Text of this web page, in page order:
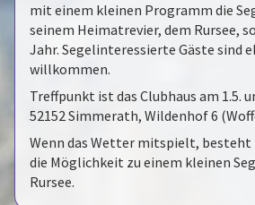
mit einem kleinen Programm die
seinem Heimatrevier, dem Rursee,
Jahr. Segelinteressierte Gäste sind
willkommen.
Treffpunkt ist das Clubhaus am 1.5.
52152 Simmerath, Wildenhof 6
Wenn das Wetter mitspielt, besteht
die Möglichkeit zu einem kleinen
Rursee.